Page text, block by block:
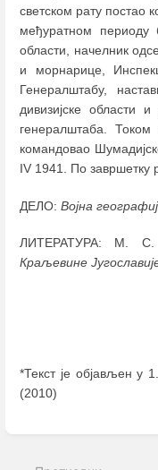
светском рату постао
међуратном периоду
области, начелник
и морнарице,
Генералштабу,
дивизијске области
генералштаба. Током
командовао
IV 1941. По завршетку
ДЕЛО: Војна
ЛИТЕРАТУРА: M. С.
Краљевине
*Текст је објављен у
(2010)